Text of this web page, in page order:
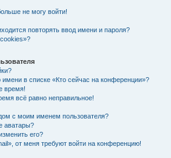
не могу войти!
повторять ввод имени и пароля?
имени в списке «Кто сейчас на конференции»?
время!
всё равно неправильное!
с моим именем пользователя?
аватары?
его?
от меня требуют войти на конференцию!